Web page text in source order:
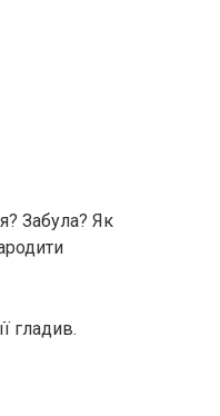
Забула? Як
гладив.